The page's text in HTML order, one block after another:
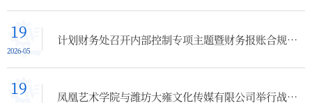
19
2026-05
计划财务处召开内部控制专项主题暨财务报账合规性培训会
19 凤凰艺术学院与潍坊大雍文化传媒有限公司举行战略合作签约暨聘任仪式